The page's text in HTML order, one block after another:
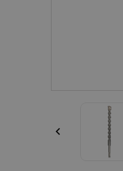
